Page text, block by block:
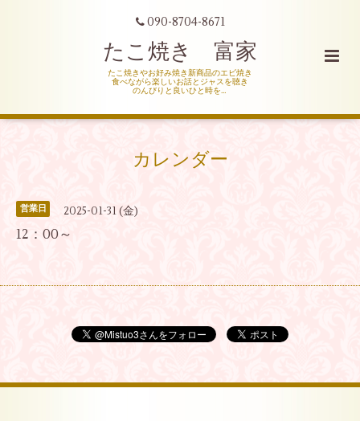
090-8704-8671
たこ焼き 富家
たこ焼きやお好み焼き新商品のエビ焼き
食べながら楽しいお話とジャスを聴き
のんびりと良いひと時を…
カレンダー
営業日 2025-01-31 (金)
12：00～